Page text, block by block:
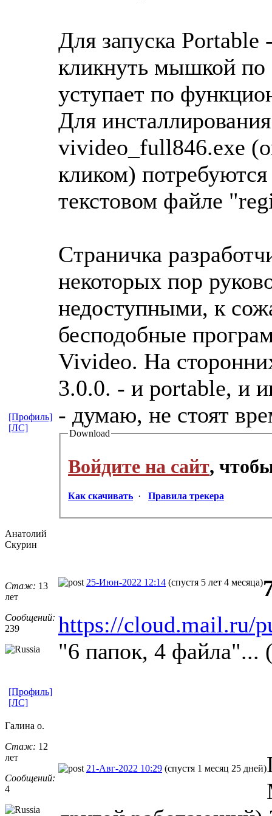
Для запуска Portable
кликнуть мышкой
уступает по
Для
vivideo_full846.exe
кликом)
текстовом файле
Cтраничка
некоторых пор
недоступными, к
бесподобные
Vivideo. На
3.0.0. - и portable, и
- думаю, не стоят
Download
Войдите на сайт,
Как скачивать · Правила трекера
[Профиль]
[ЛС]
Анатолий
Скурин
Стаж: 13
лет
Сообщений:
239
25-Июн-2022 12:14 (спустя 5 лет 4 месяца)
https://cloud.mail.ru/
"6 папок, 4 файла"...
[Профиль]
[ЛС]
Галина о.
Стаж: 12
лет
Сообщений:
4
21-Авг-2022 10:29 (спустя 1 месяц 25 дней)